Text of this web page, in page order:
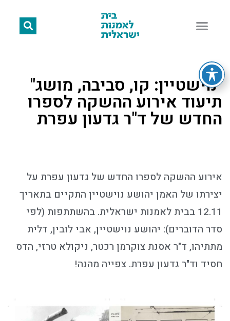
"נוישטיין: קו, סביבה, מושג"
תיעוד אירוע ההשקה לספרו
החדש של ד"ר גדעון עפרת
אירוע ההשקה לספרו החדש של גדעון עפרת על
יצירתו של האמן יהושע נוישטיין התקיים בתאריך
12.11 בבית לאמנות ישראלית. בהשתתפות (לפי
סדר הדוברים): יהושע נוישטיין, אבי לובין, דלית
מתתיהו, ד"ר אסנת צוקרמן רכטר, ניקולא טרזי, הדס
חסיד וד"ר גדעון עפרת. צפייה מהנה!